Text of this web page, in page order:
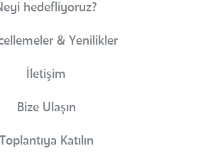
hedefliyoruz?
& Yenilikler
İletişim
Bize Ulaşın
Toplantıya Katılın